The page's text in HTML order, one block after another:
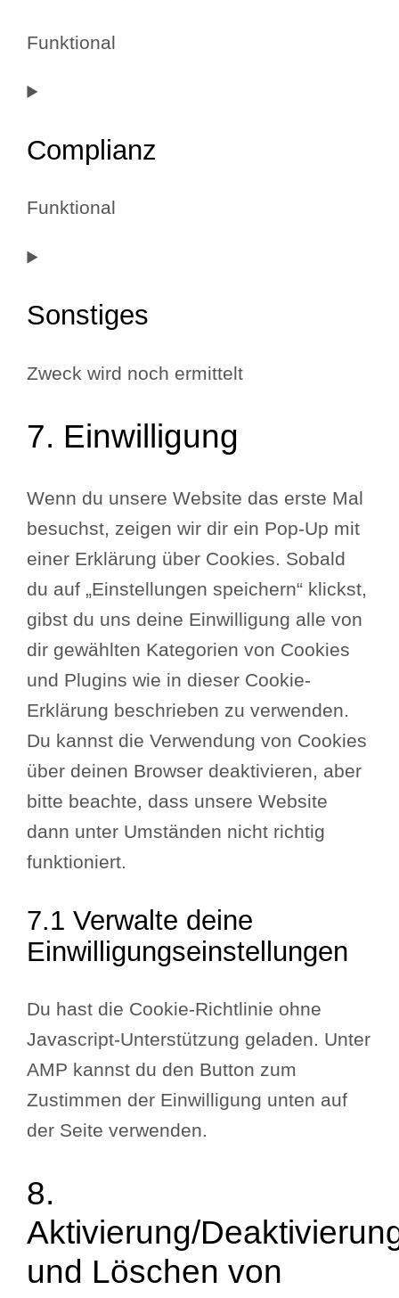
Funktional
Consent
service
notice-
Complianz
Funktional
Consent
service
Sonstiges
Zweck wird noch ermittelt
Consent
to
7. Einwilligung
Wenn du unsere Website das erste Mal
besuchst, zeigen wir dir ein Pop-Up mit
einer Erklärung über Cookies. Sobald
du auf „Einstellungen speichern“ klickst,
gibst du uns deine Einwilligung alle von
dir gewählten Kategorien von Cookies
und Plugins wie in dieser Cookie-
Erklärung beschrieben zu verwenden.
Du kannst die Verwendung von Cookies
über deinen Browser deaktivieren, aber
bitte beachte, dass unsere Website
dann unter Umständen nicht richtig
funktioniert.
7.1 Verwalte deine
Einwilligungseinstellungen
Du hast die Cookie-Richtlinie ohne
Javascript-Unterstützung geladen. Unter
AMP kannst du den Button zum
Zustimmen der Einwilligung unten auf
der Seite verwenden.
8.
Aktivierung/
und Löschen von